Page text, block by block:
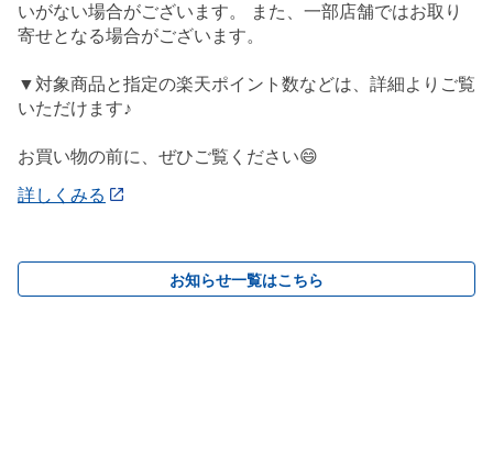
いがない場合がございます。 また、一部店舗ではお取り
寄せとなる場合がございます。
▼対象商品と指定の楽天ポイント数などは、詳細よりご覧
いただけます♪
お買い物の前に、ぜひご覧ください😄
詳しくみる
お知らせ一覧はこちら